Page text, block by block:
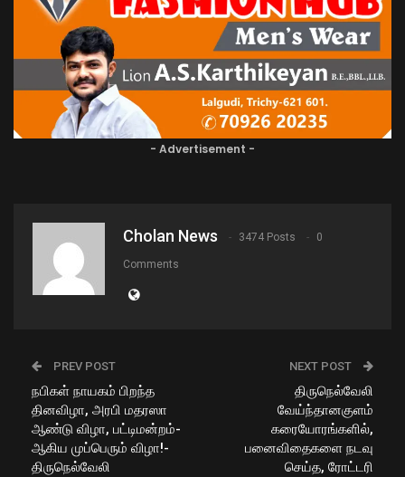
- Advertisement -
Cholan News 3474 Posts 0
Comments
PREV POST
நபிகள் நாயகம் பிறந்த
தினவிழா, அரபி மதரஸா
ஆண்டு விழா, பட்டிமன்றம்-
ஆகிய முப்பெரும் விழா!-
திருநெல்வேலி
NEXT POST
திருநெல்வேலி
வேய்ந்தானகுளம்
கரையோரங்களில்,
பனைவிதைகளை நடவு
செய்த, ரோட்டரி